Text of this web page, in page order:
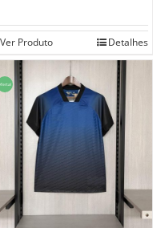
Ver Produto Detalhes